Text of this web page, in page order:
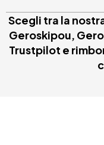
Scegli tra la
Geroskipou,
Trustpilot e